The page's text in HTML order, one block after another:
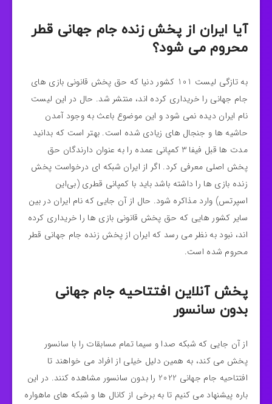
آیا ایران از پخش زنده جام جهانی قطر
محروم می‌ شود؟
به تازگی لیست 101 کشور دنیا که حق پخش قانونی بازی‌ های
جام جهانی را خریداری کرده اند، منتشر شد. حال در این لیست
نام ایران دیده نمی‌ شود و این موضوع باعث به وجود آمدن
حاشیه ها و جنجال های زیادی شده است. بهتر است که بدانید
مدت‌ ها قبل فیفا 3 کمپانی عمده را به عنوان دارندگان حق
پخش اصلی معرفی کرد. اگر از ایران شبکه ای درخواست پخش
زنده بازی ها را داشته باشد باید با کمپانی قطری (بی‌این
اسپرتس) وارد مذاکره شود. حال از آن جایی که نام ایران در بین
سایر کشور هایی که حق پخش قانونی بازی‌ ها را خریداری کرده
اند، نبود به نظر می رسد که ایران از پخش زنده جام جهانی قطر
محروم شده است.
پخش آنلاین افتتاحیه جام جهانی
بدون سانسور
از آن جایی که شبکه صدا و سیما تمام مسابقات را با سانسور
پخش می‌ کند، به همین دلیل خیلی از افراد می‌ خواهند تا
افتتاحیه جام جهانی 2022 را بدون سانسور مشاهده کنند. در این
باره پیشنهاد می‌ کنیم تا به برخی از کانال ها و شبکه های ماهواره